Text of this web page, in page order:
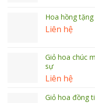
Hoa hồng
Liên hệ
Giỏ hoa chúc
sự
Liên hệ
Giỏ hoa đồng